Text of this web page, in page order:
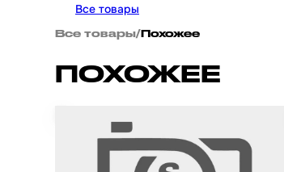
Все товары
Все товары/Похожее
ПОХОЖЕЕ
Блок кнопок руля в сборе на мотоцикл и
мопед Zongshen ZS125J пара крепление на